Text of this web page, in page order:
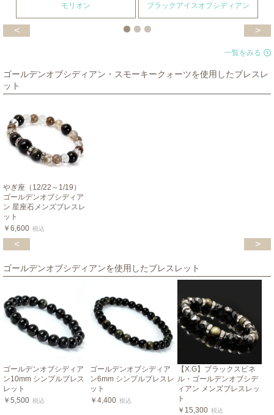
モリオン ブラックアイスオブシディアン
< >
一覧をみる
ゴールデンオブシディアン・スモーキークォーツを使用したブレスレ
ット
やぎ座（12/22～1/19）
ゴールデンオブシディア
ン 星座石メンズブレスレ
ット
￥6,600 税込
< >
ゴールデンオブシディアンを使用したブレスレット
ゴールデンオブシディア
ン10mm シンプルブレス
レット
￥5,500 税込
ゴールデンオブシディア
ン6mm シンプルブレスレ
ット
￥4,400 税込
【X.G】ブラックスピネ
ル・ゴールデンオブシデ
ィアン メンズブレスレッ
ト
￥15,300 税込